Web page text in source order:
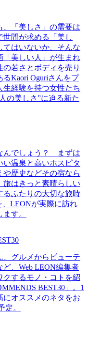
、「美しさ」の需要は
間が求める「美し
てはいないか、そんな
「美しい人」が生まれ
若さとボディを売り
Kaori Oguriさんをプ
生経験を持つ女性たち
の美しさ”に迫る新た
んでしょう？ まずは
温泉と高いホスピタ
や歴史などその宿なら
旅はきっと素晴らしい
るふたりの大切な旅時
、LEONが実際に訪れ
す。
、グルメからビューテ
、Web LEON編集者
クするモノ・コトを紹
BEST30」。1
にオススメのネタをお
定。